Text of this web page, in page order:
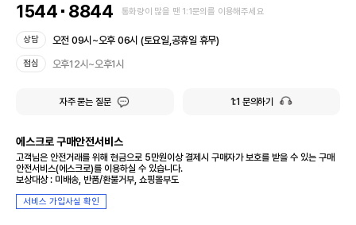
1544 8844 통화량이 많을 땐 1:1문의를 이용해주세요
상담 오전 09시~오후 06시 (토요일,공휴일 휴무)
점심 오후12시~오후1시
자주 묻는 질문 1:1 문의하기
에스크로 구매안전서비스
고객님은 안전거래를 위해 현금으로 5만원이상 결제시 구매자가 보호를 받을 수 있는 구매
안전서비스(에스크로)를 이용하실 수 있습니다.
보상대상 : 미배송, 반품/환불거부, 쇼핑몰부도
서비스 가입사실 확인